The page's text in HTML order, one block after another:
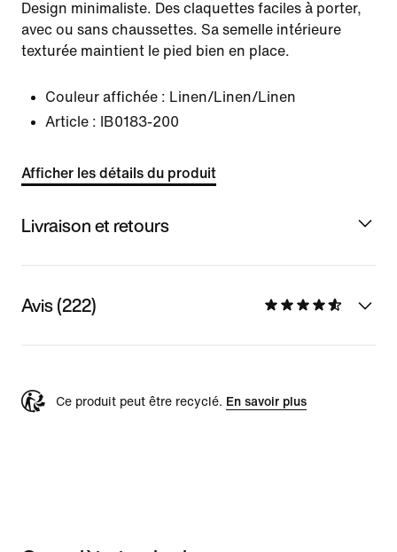
Design minimaliste. Des claquettes faciles à porter,
avec ou sans chaussettes. Sa semelle intérieure
texturée maintient le pied bien en place.
Couleur affichée : Linen/Linen/Linen
Article :
IB0183-200
Afficher les détails du produit
Livraison et retours
Avis (222)
Ce produit peut être recyclé. En savoir plus